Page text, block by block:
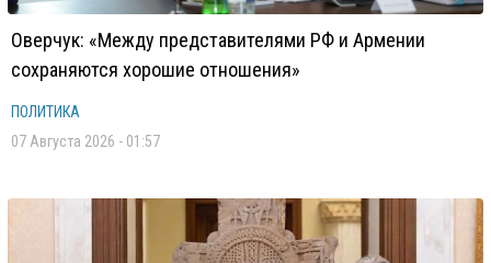
Оверчук: «Между представителями РФ и Армении
сохраняются хорошие отношения»
ПОЛИТИКА
07 Августа 2026 - 01:57